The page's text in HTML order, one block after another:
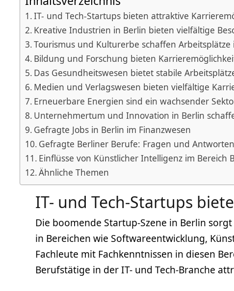
IT- und Tech-Startups bieten attraktive
Kreative Industrien in Berlin bieten vielfältige
Tourismus und Kulturerbe schaffen Arbeitsplätze
Bildung und Forschung bieten
Das Gesundheitswesen bietet stabile
Medien und Verlagswesen bieten vielfältige
Erneuerbare Energien sind ein wachsender
Unternehmertum und Innovation in Berlin
Gefragte Jobs in Berlin im Finanzwesen
Gefragte Berliner Berufe: Fragen und Antworten
Einflüsse von Künstlicher Intelligenz im Bereich
Ähnliche Themen
IT- und Tech-Startups
Die boomende Startup-Szene in Berlin
in Bereichen wie Softwareentwicklung,
Fachleute mit Fachkenntnissen in diesen
Berufstätige in der IT- und Tech-Branche